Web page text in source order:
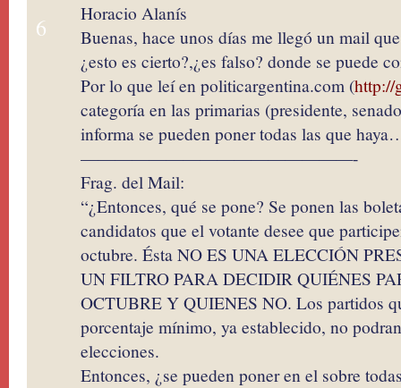
6
Horacio Alanís
Buenas, hace unos días me llegó un mail
¿esto es cierto?,¿es falso? donde se puede
Por lo que leí en politicargentina.com (http://
categoría en las primarias (presidente,
informa se pueden poner todas las que
————————————————-
Frag. del Mail:
“¿Entonces, qué se pone? Se ponen las
candidatos que el votante desee que
octubre. Ésta NO ES UNA ELECCIÓN
UN FILTRO PARA DECIDIR QUIÉNES
OCTUBRE Y QUIENES NO. Los partidos
porcentaje mínimo, ya establecido, no
elecciones.
Entonces, ¿se pueden poner en el sobre